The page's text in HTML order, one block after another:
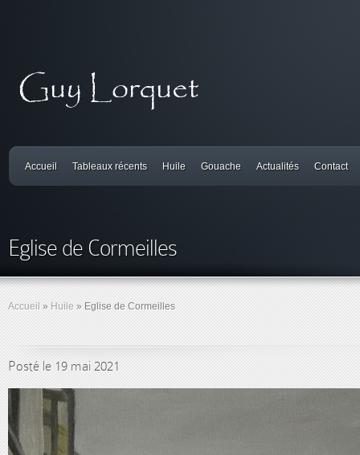
Accueil Tableaux récents Huile Gouache Actualités Contact
Eglise de Cormeilles
Accueil » Huile » Eglise de Cormeilles
Posté le 19 mai 2021